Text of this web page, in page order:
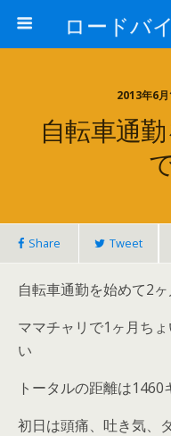
2013年6
自転車通
Share Tweet
自転車通勤を始めて2
ママチャリで1ヶ月ち
い
トータルの距離は
初日は頭痛、吐き気、